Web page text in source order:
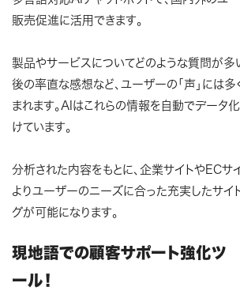
販売促進に活用できます。
製品やサービスについてどのような質問が多
後の率直な感想など、ユーザーの「声」には
まれます。AIはこれらの情報を自動でデータ
けています。
分析された内容をもとに、企業サイトやECサ
よりユーザーのニーズに合った充実したサイ
グが可能になります。
現地語での顧客サポート強化ツ
ール！